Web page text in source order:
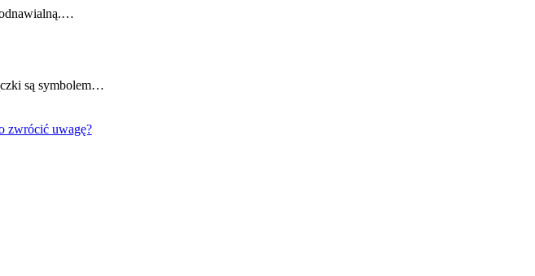
są symbolem…
zwrócić uwagę?